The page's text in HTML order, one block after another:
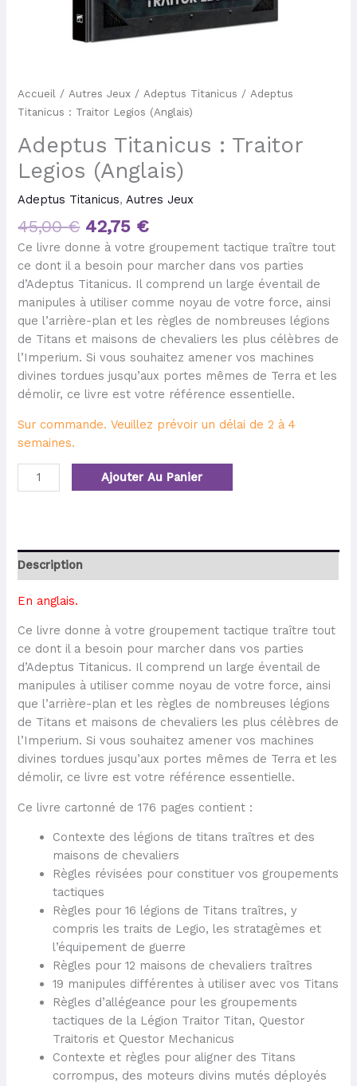
Accueil /Autres Jeux /Adeptus Titanicus / Adeptus
Titanicus : Traitor Legios (Anglais)
Adeptus Titanicus : Traitor
Legios (Anglais)
Adeptus Titanicus,Autres Jeux
45,00€ 42,75 €
Ce livre donne à votre groupement tactique traître tout
ce dont il a besoin pour marcher dans vos parties
d’Adeptus Titanicus. Il comprend un large éventail de
manipules à utiliser comme noyau de votre force, ainsi
que l’arrière-plan et les règles de nombreuses légions
de Titans et maisons de chevaliers les plus célèbres de
l’Imperium. Si vous souhaitez amener vos machines
divines tordues jusqu’aux portes mêmes de Terra et les
démolir, ce livre est votre référence essentielle.
Sur commande. Veuillez prévoir un délai de 2 à 4
semaines.
Ajouter Au Panier
Description
En anglais.
Ce livre donne à votre groupement tactique traître tout
ce dont il a besoin pour marcher dans vos parties
d’Adeptus Titanicus. Il comprend un large éventail de
manipules à utiliser comme noyau de votre force, ainsi
que l’arrière-plan et les règles de nombreuses légions
de Titans et maisons de chevaliers les plus célèbres de
l’Imperium. Si vous souhaitez amener vos machines
divines tordues jusqu’aux portes mêmes de Terra et les
démolir, ce livre est votre référence essentielle.
Ce livre cartonné de 176 pages contient :
Contexte des légions de titans traîtres et des
maisons de chevaliers
Règles révisées pour constituer vos groupements
tactiques
Règles pour 16 légions de Titans traîtres, y
compris les traits de Legio, les stratagèmes et
l’équipement de guerre
Règles pour 12 maisons de chevaliers traîtres
19 manipules différentes à utiliser avec vos Titans
Règles d’allégeance pour les groupements
tactiques de la Légion Traitor Titan, Questor
Traitoris et Questor Mechanicus
Contexte et règles pour aligner des Titans
corrompus, des moteurs divins mutés déployés